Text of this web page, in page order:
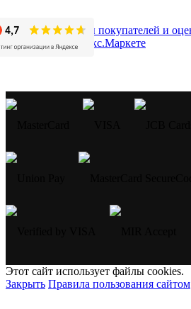
Этот сайт использует файлы cookies.
Закрыть Правила пользования сайтом